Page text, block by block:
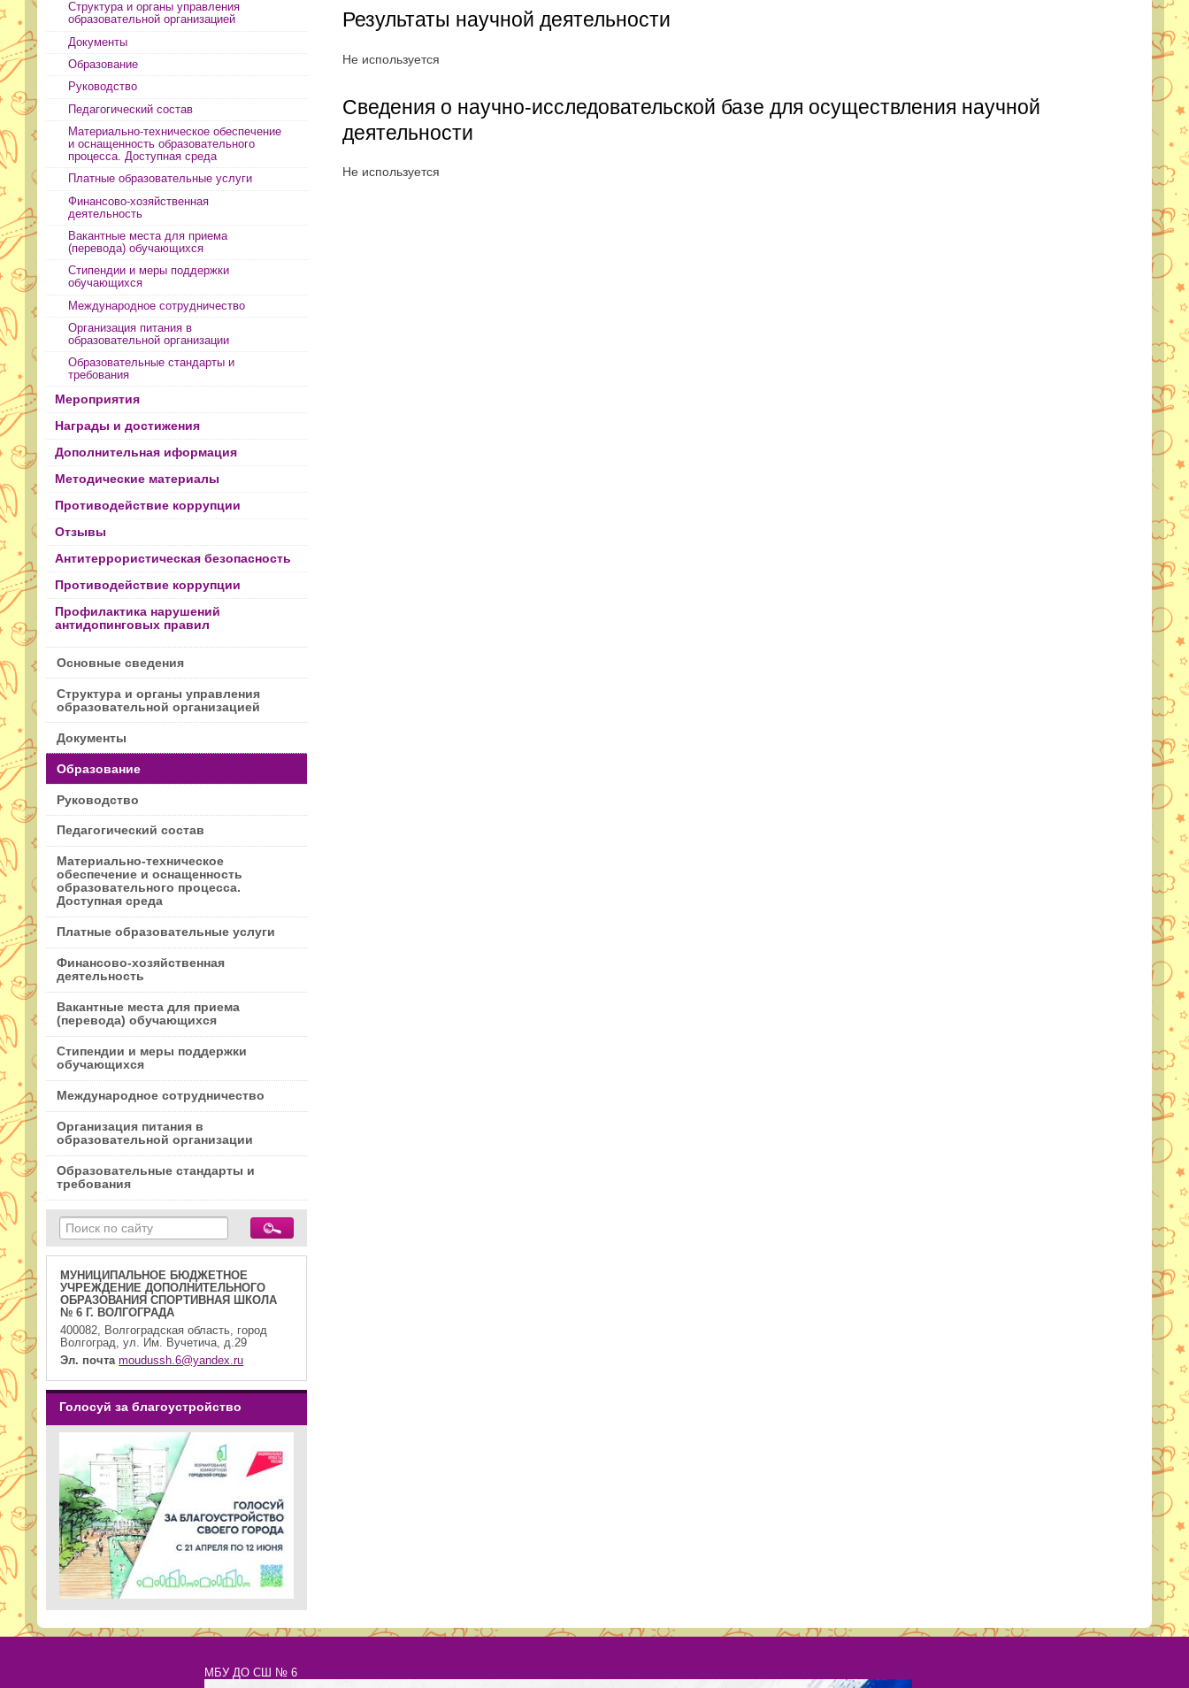
Структура и органы управления
образовательной организацией
Документы
Образование
Руководство
Педагогический состав
Материально-техническое обеспечение
и оснащенность образовательного
процесса. Доступная среда
Платные образовательные услуги
Финансово-хозяйственная
деятельность
Вакантные места для приема
(перевода) обучающихся
Стипендии и меры поддержки
обучающихся
Международное сотрудничество
Организация питания в
образовательной организации
Образовательные стандарты и
требования
Мероприятия
Награды и достижения
Дополнительная иформация
Методические материалы
Противодействие коррупции
Отзывы
Антитеррористическая безопасность
Противодействие коррупции
Профилактика нарушений
антидопинговых правил
Основные сведения
Структура и органы управления
образовательной организацией
Документы
Образование
Руководство
Педагогический состав
Материально-техническое
обеспечение и оснащенность
образовательного процесса.
Доступная среда
Платные образовательные услуги
Финансово-хозяйственная
деятельность
Вакантные места для приема
(перевода) обучающихся
Стипендии и меры поддержки
обучающихся
Международное сотрудничество
Организация питания в
образовательной организации
Образовательные стандарты и
требования
МУНИЦИПАЛЬНОЕ БЮДЖЕТНОЕ
УЧРЕЖДЕНИЕ ДОПОЛНИТЕЛЬНОГО
ОБРАЗОВАНИЯ СПОРТИВНАЯ ШКОЛА
№ 6 Г. ВОЛГОГРАДА
400082, Волгоградская область, город
Волгоград, ул. Им. Вучетича, д.29
Эл. почта moudussh.6@yandex.ru
Голосуй за благоустройство
Результаты научной деятельности
Не используется
Сведения о научно-исследовательской базе для осуществления научной
деятельности
Не используется
МБУ ДО СШ № 6